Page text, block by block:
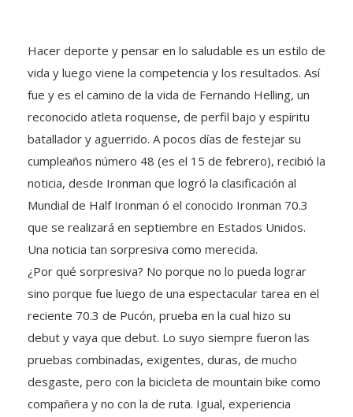
Hacer deporte y pensar en lo saludable es un estilo de
vida y luego viene la competencia y los resultados. Así
fue y es el camino de la vida de Fernando Helling, un
reconocido atleta roquense, de perfil bajo y espíritu
batallador y aguerrido. A pocos días de festejar su
cumpleaños número 48 (es el 15 de febrero), recibió la
noticia, desde Ironman que logró la clasificación al
Mundial de Half Ironman ó el conocido Ironman 70.3
que se realizará en septiembre en Estados Unidos.
Una noticia tan sorpresiva como merecida.
¿Por qué sorpresiva? No porque no lo pueda lograr
sino porque fue luego de una espectacular tarea en el
reciente 70.3 de Pucón, prueba en la cual hizo su
debut y vaya que debut. Lo suyo siempre fueron las
pruebas combinadas, exigentes, duras, de mucho
desgaste, pero con la bicicleta de mountain bike como
compañera y no con la de ruta. Igual, experiencia